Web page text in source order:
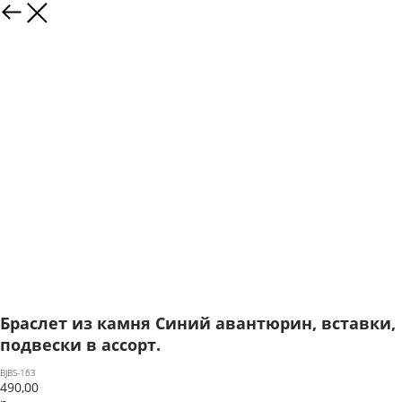
Браслет из камня Синий авантюрин, вставки,
подвески в ассорт.
BJBS-163
490,00